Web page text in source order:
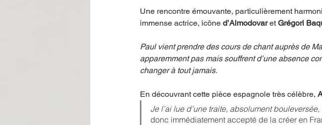
Offre spéciale Annuaire Théâtre - Musée Hommage
Une rencontre émouvante, particulièrement
immense actrice, icône d’Almodovar et Grégori
Paul vient prendre des cours de chant auprès de
apparemment pas mais souffrent d’une absence
changer à tout jamais.
En découvrant cette pièce espagnole très célèbre,
Je l’ai lue d’une traite, absolument
donc immédiatement accepté de la créer en